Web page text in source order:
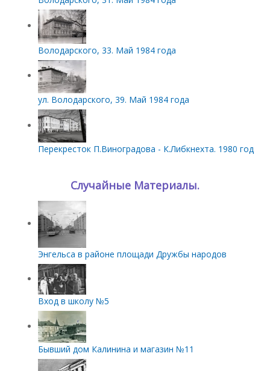
Володарского, 33. Май 1984 года
ул. Володарского, 39. Май 1984 года
Перекресток П.Виноградова - К.Либкнехта. 1980 год
Случайные Материалы.
Энгельса в районе площади Дружбы народов
Вход в школу №5
Бывший дом Калинина и магазин №11